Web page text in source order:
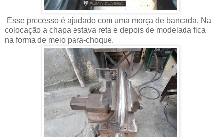
Esse processo é ajudado com uma morça de bancada. Na
colocação a chapa estava reta e depois de modelada fica
na forma de meio para-choque.